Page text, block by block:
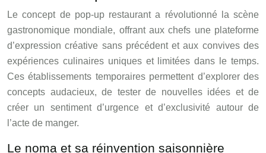
Le concept de pop-up restaurant a révolutionné la scène
gastronomique mondiale, offrant aux chefs une plateforme
d’expression créative sans précédent et aux convives des
expériences culinaires uniques et limitées dans le temps.
Ces établissements temporaires permettent d’explorer des
concepts audacieux, de tester de nouvelles idées et de
créer un sentiment d’urgence et d’exclusivité autour de
l’acte de manger.
Le noma et sa réinvention saisonnière